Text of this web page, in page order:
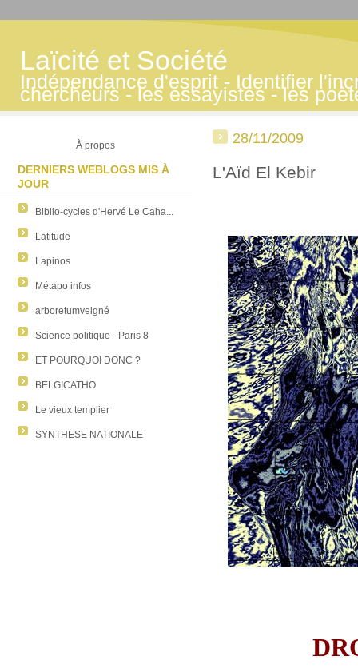
Laïcité et Société
Indépendance d'esprit - Identifier
chercheurs - les essayistes - les
À propos
DERNIERS WEBLOGS MIS À
JOUR
Biblio-cycles d'Hervé Le Caha...
Latitude
Lapinos
Métapo infos
arboretumveigné
Science politique - Paris 8
ET POURQUOI DONC ?
BELGICATHO
Le vieux templier
SYNTHESE NATIONALE
28/11/2009
L'Aïd El Kebir